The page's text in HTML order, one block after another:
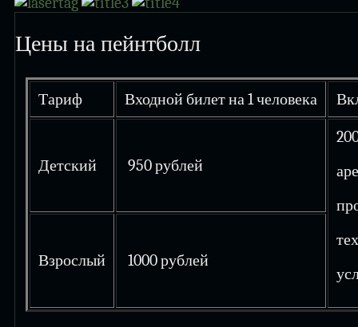
Цены на пейнтболл
Тариф Входной билет на 1 человека
Детский 950 рублей
Взрослый 1000 рублей